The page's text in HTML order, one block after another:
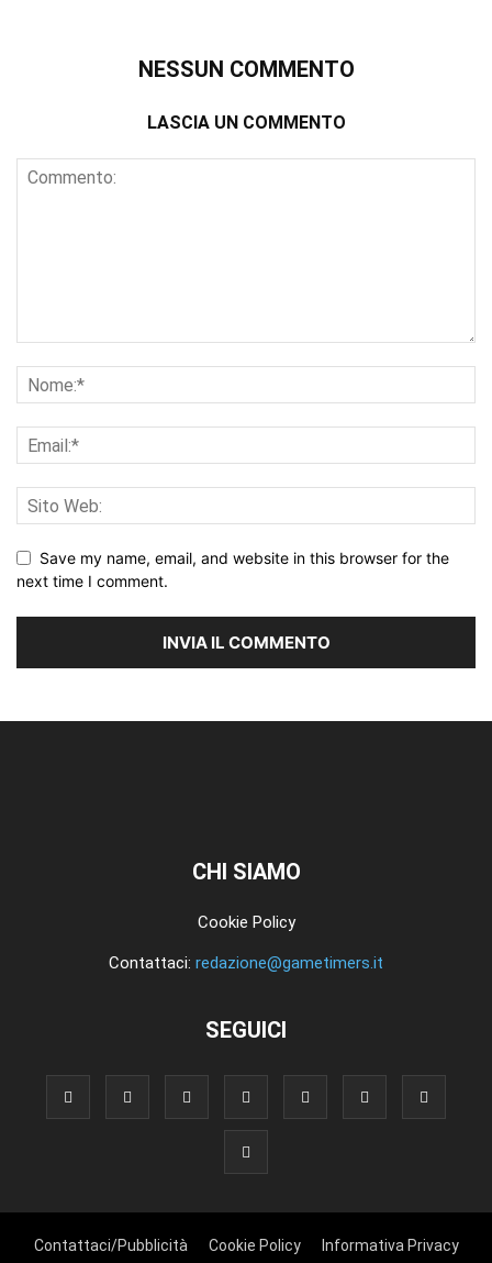
NESSUN COMMENTO
LASCIA UN COMMENTO
Save my name, email, and website in this browser for the
next time I comment.
CHI SIAMO
Cookie Policy
Contattaci: redazione@gametimers.it
SEGUICI
Contattaci/Pubblicità Cookie Policy Informativa Privacy